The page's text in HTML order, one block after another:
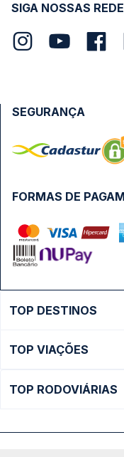
SIGA NOSSAS
FORMAS DE
SEGURANÇA
TOP DESTINOS
Ônibus São Paulo
Ônibus Brasília
TOP VIAÇÕES
TOP RODOVIÁRIAS